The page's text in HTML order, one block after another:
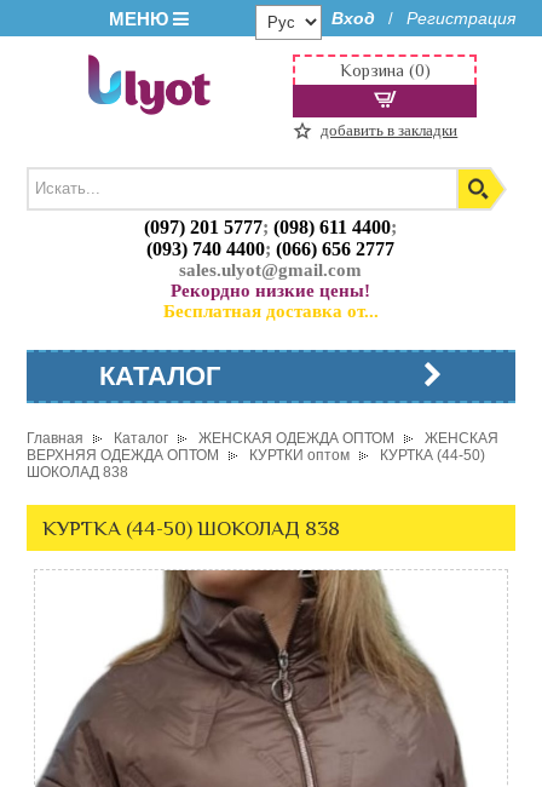
МЕНЮ Вход / Регистрация
(097) 201 5777;(098) 611 4400;
(093) 740 4400;(066) 656 2777
sales.ulyot@gmail.com
Рекордно низкие цены!
Бесплатная доставка от...
Корзина (0)
добавить в закладки
КАТАЛОГ
Главная Каталог ЖЕНСКАЯ ОДЕЖДА ОПТОМ
ЖЕНСКАЯ
ВЕРХНЯЯ ОДЕЖДА ОПТОМ
КУРТКИ оптом
КУРТКА (44-50)
ШОКОЛАД 838
КУРТКА (44-50) ШОКОЛАД 838